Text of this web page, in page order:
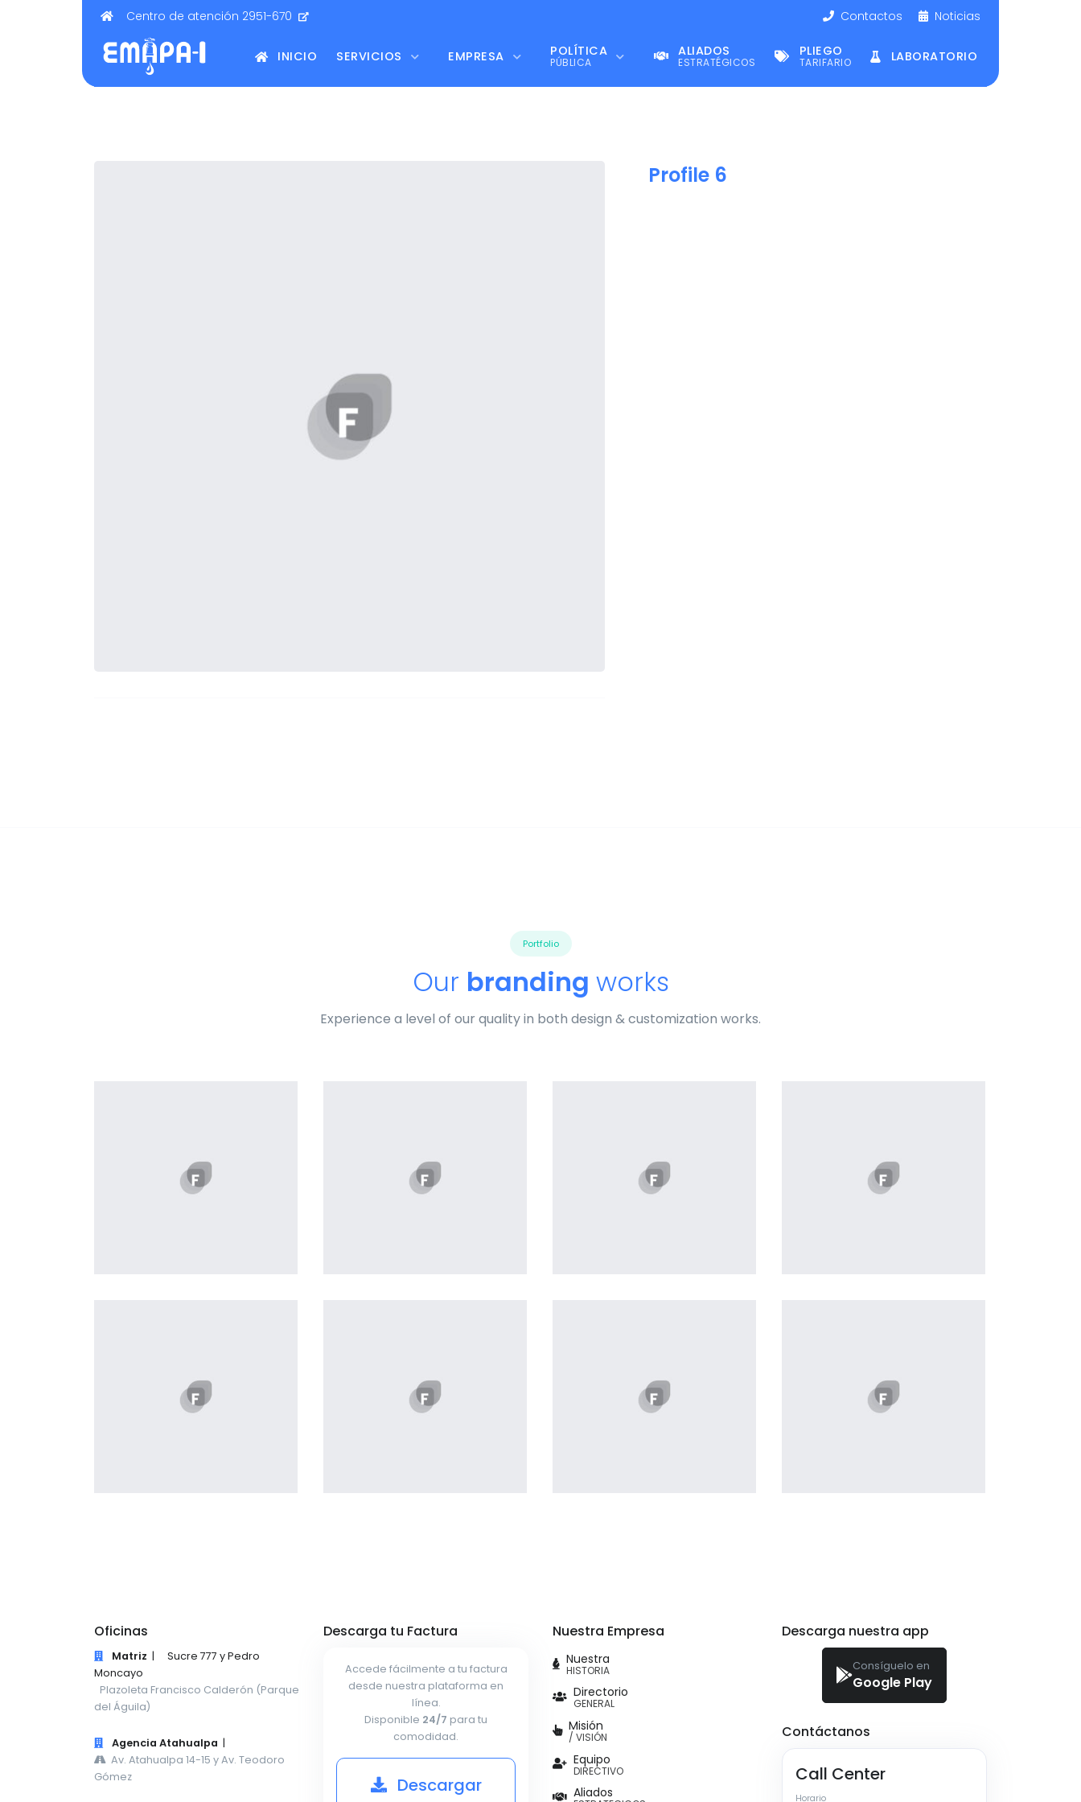
Centro de atención 2951-670 Contactos Noticias
INICIO SERVICIOS EMPRESA POLÍTICA
PÚBLICA
ALIADOS
ESTRATÉGICOS
PLIEGO
TARIFARIO LABORATORIO
Profile 6
Portfolio
Our branding works
Experience a level of our quality in both design & customization works.
Oficinas
Matriz |
Sucre 777 y Pedro
Moncayo
Plazoleta Francisco Calderón (Parque
del Águila)
Agencia Atahualpa |
Av. Atahualpa 14-15 y Av. Teodoro
Gómez
Descarga tu Factura
Accede fácilmente a tu factura
desde nuestra plataforma en
línea.
Disponible 24/7 para tu
comodidad.
Descargar
Nuestra Empresa
Nuestra
HISTORIA
Directorio
GENERAL
Misión
/ VISIÓN
Equipo
DIRECTIVO
Aliados
Descarga nuestra app
Consíguelo en
Google Play
Contáctanos
Call Center
Horario